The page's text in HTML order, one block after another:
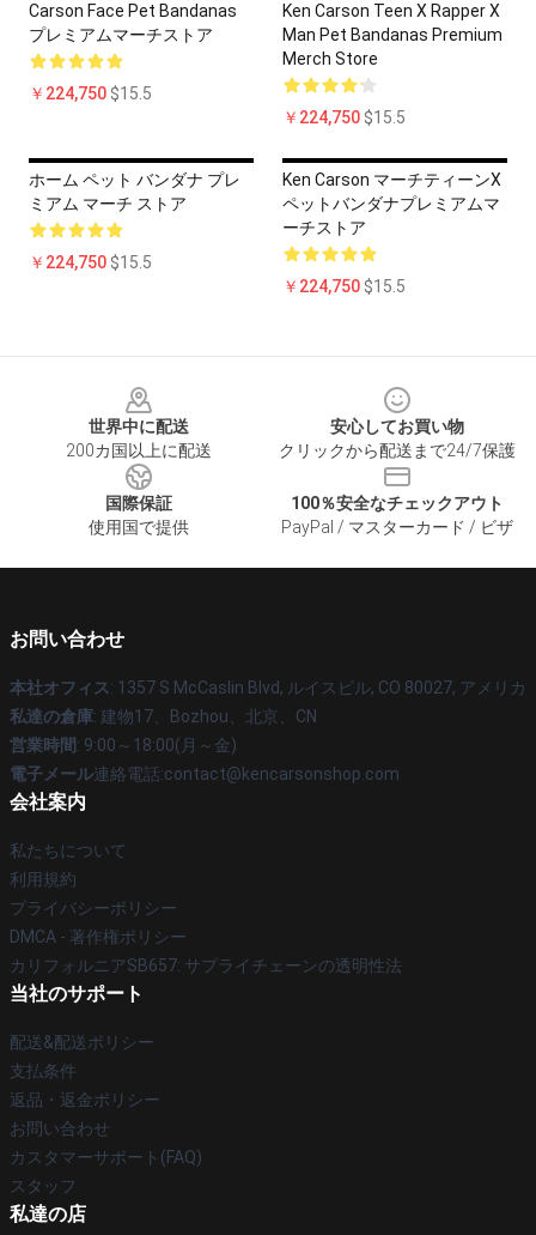
Carson Face Pet Bandanas
プレミアムマーチストア
￥224,750$15.5
Ken Carson Teen X Rapper X
Man Pet Bandanas Premium
Merch Store
￥224,750$15.5
ホーム ペット バンダナ プレ
ミアム マーチ ストア
￥224,750$15.5
Ken Carson マーチティーンX
ペットバンダナプレミアムマ
ーチストア
￥224,750$15.5
世界中に配送
200カ国以上に配送
安心してお買い物
クリックから配送まで24/7保護
国際保証
使用国で提供
100％安全なチェックアウト
PayPal / マスターカード / ビザ
お問い合わせ
本社オフィス: 1357 S McCaslin Blvd, ルイスビル, CO 80027, アメリカ
私達の倉庫: 建物17、Bozhou、北京、CN
営業時間: 9:00～18:00(月～金)
電子メール連絡電話:contact@kencarsonshop.com
会社案内
私たちについて
利用規約
プライバシーポリシー
DMCA - 著作権ポリシー
カリフォルニアSB657: サプライチェーンの透明性法
当社のサポート
配送&配送ポリシー
支払条件
返品・返金ポリシー
お問い合わせ
カスタマーサポート(FAQ)
スタッフ
私達の店